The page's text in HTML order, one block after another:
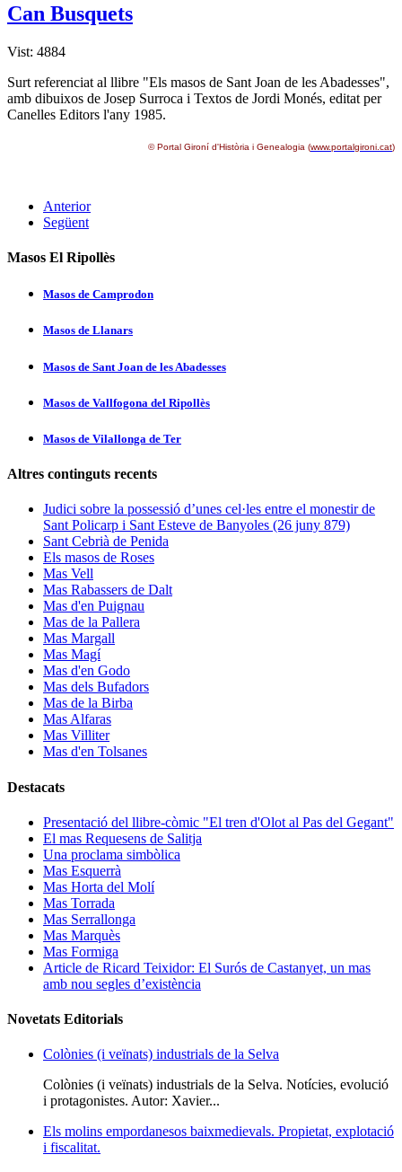
Can Busquets
Vist: 4884
Surt referenciat al llibre "Els masos de Sant Joan de les Abadesses",
amb dibuixos de Josep Surroca i Textos de Jordi Monés, editat per
Canelles Editors l'any 1985.
© Portal Gironí­ d'Història i Genealogia (www.portalgironi.cat)
Anterior
Següent
Masos El Ripollès
Masos de Camprodon
Masos de Llanars
Masos de Sant Joan de les Abadesses
Masos de Vallfogona del Ripollès
Masos de Vilallonga de Ter
Altres continguts recents
Judici sobre la possessió d’unes cel·les entre el monestir de
Sant Policarp i Sant Esteve de Banyoles (26 juny 879)
Sant Cebrià de Penida
Els masos de Roses
Mas Vell
Mas Rabassers de Dalt
Mas d'en Puignau
Mas de la Pallera
Mas Margall
Mas Magí
Mas d'en Godo
Mas dels Bufadors
Mas de la Birba
Mas Alfaras
Mas Villiter
Mas d'en Tolsanes
Destacats
Presentació del llibre-còmic "El tren d'Olot al Pas del Gegant"
El mas Requesens de Salitja
Una proclama simbòlica
Mas Esquerrà
Mas Horta del Molí
Mas Torrada
Mas Serrallonga
Mas Marquès
Mas Formiga
Article de Ricard Teixidor: El Surós de Castanyet, un mas
amb nou segles d’existència
Novetats Editorials
Colònies (i veïnats) industrials de la Selva
Colònies (i veïnats) industrials de la Selva. Notícies, evolució
i protagonistes. Autor: Xavier...
Els molins empordanesos baixmedievals. Propietat, explotació
i fiscalitat.